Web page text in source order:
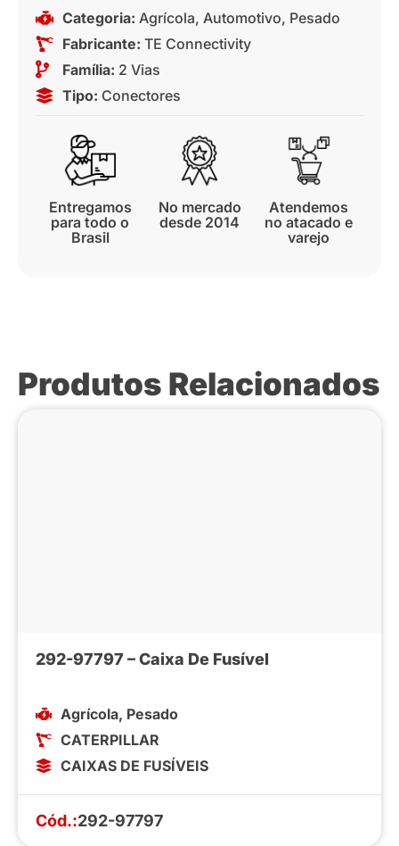
Categoria: Agrícola, Automotivo, Pesado
Fabricante: TE Connectivity
Família: 2 Vias
Tipo: Conectores
Entregamos
para todo o
Brasil
No mercado
desde 2014
Atendemos
no atacado e
varejo
Produtos Relacionados
292-97797 – Caixa De Fusível
Agrícola, Pesado
CATERPILLAR
CAIXAS DE FUSÍVEIS
Cód.:292-97797